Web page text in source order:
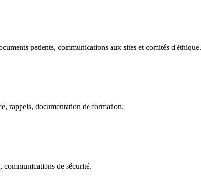
patients, communications aux sites et comités d'éthique.
rappels, documentation de formation.
de sécurité.